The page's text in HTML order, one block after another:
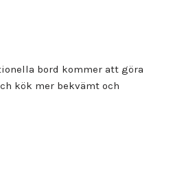
bord kommer att göra
kök mer bekvämt och